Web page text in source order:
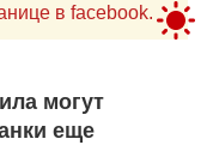
в facebook.
могут
еще